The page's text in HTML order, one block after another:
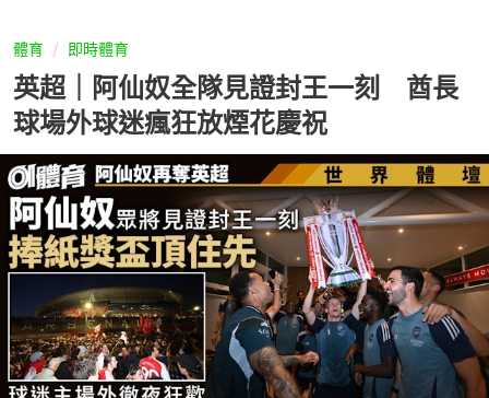
體育 即時體育
英超｜阿仙奴全隊見證封王一刻 酋長
球場外球迷瘋狂放煙花慶祝